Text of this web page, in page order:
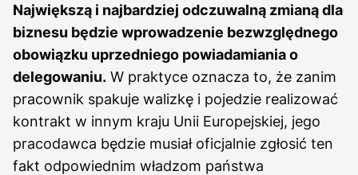
Największą i najbardziej odczuwalną zmianą dla
biznesu będzie wprowadzenie bezwzględnego
obowiązku uprzedniego powiadamiania o
delegowaniu. W praktyce oznacza to, że zanim
pracownik spakuje walizkę i pojedzie realizować
kontrakt w innym kraju Unii Europejskiej, jego
pracodawca będzie musiał oficjalnie zgłosić ten
fakt odpowiednim władzom państwa